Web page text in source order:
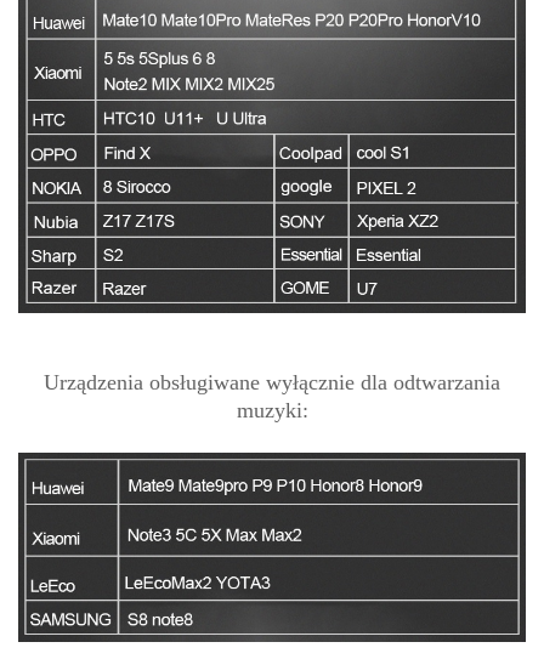
Urządzenia obsługiwane wyłącznie dla odtwarzania
muzyki: